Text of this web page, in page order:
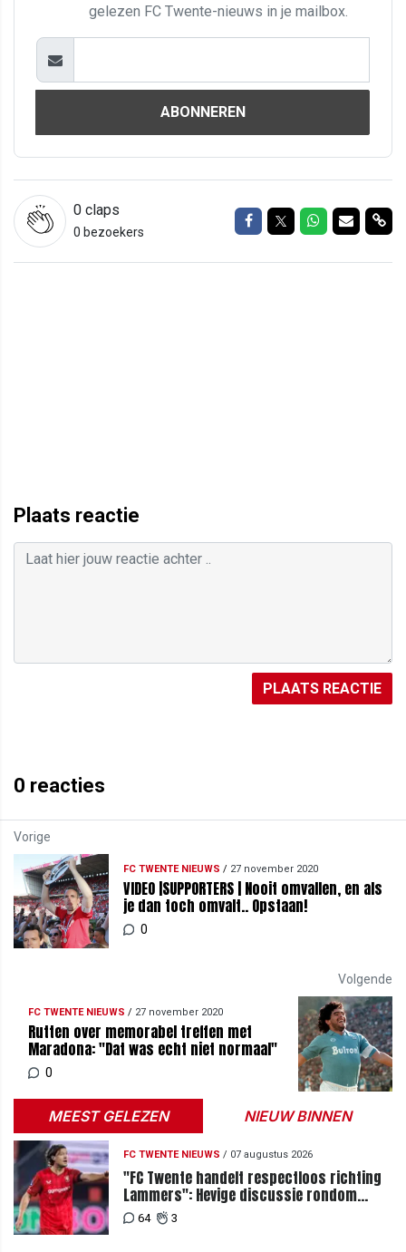
gelezen FC Twente-nieuws in je mailbox.
ABONNEREN
0 claps
0 bezoekers
Delen op Facebook
Delen op Twitter
Delen op
Delen
Plaats reactie
PLAATS REACTIE
0 reacties
Vorige
FC TWENTE NIEUWS / 27 november 2020
VIDEO |SUPPORTERS | Nooit omvallen, en als
je dan toch omvalt.. Opstaan!
0
Volgende
FC TWENTE NIEUWS / 27 november 2020
Rutten over memorabel treffen met
Maradona: "Dat was echt niet normaal"
0
MEEST GELEZEN NIEUW BINNEN
FC TWENTE NIEUWS / 07 augustus 2026
"FC Twente handelt respectloos richting
Lammers": Hevige discussie rondom
degradatie tot derde spits
64 3